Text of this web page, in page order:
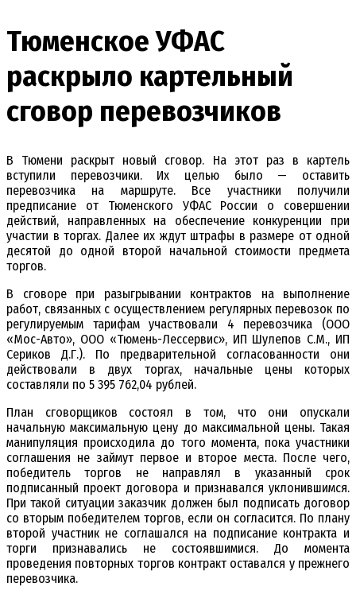
Тюменское УФАС
раскрыло картельный
сговор перевозчиков
В Тюмени раскрыт новый сговор. На этот раз в картель
вступили перевозчики. Их целью было — оставить
перевозчика на маршруте. Все участники получили
предписание от Тюменского УФАС России о совершении
действий, направленных на обеспечение конкуренции при
участии в торгах. Далее их ждут штрафы в размере от одной
десятой до одной второй начальной стоимости предмета
торгов.
В сговоре при разыгрывании контрактов на выполнение
работ, связанных с осуществлением регулярных перевозок по
регулируемым тарифам участвовали 4 перевозчика (ООО
«Мос-Авто», ООО «Тюмень-Лессервис», ИП Шулепов С.М., ИП
Сериков Д.Г.). По предварительной согласованности они
действовали в двух торгах, начальные цены которых
составляли по 5 395 762,04 рублей.
План сговорщиков состоял в том, что они опускали
начальную максимальную цену до максимальной цены. Такая
манипуляция происходила до того момента, пока участники
соглашения не займут первое и второе места. После чего,
победитель торгов не направлял в указанный срок
подписанный проект договора и признавался уклонившимся.
При такой ситуации заказчик должен был подписать договор
со вторым победителем торгов, если он согласится. По плану
второй участник не соглашался на подписание контракта и
торги признавались не состоявшимися. До момента
проведения повторных торгов контракт оставался у прежнего
перевозчика.